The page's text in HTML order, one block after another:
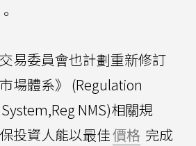
易委員會也計劃重新修訂
場體系》 (Regulation
NMS)相關規
投資人能以最佳價格 完成